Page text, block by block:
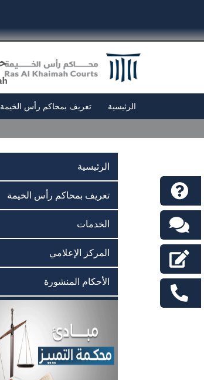
الرئيسية تعريف بمحاكم رأس الخيمة
الرئيسية
تعريف بمحاكم رأس الخيمة
الخدمات
المركز الإعلامي
الأحكام المنشورة